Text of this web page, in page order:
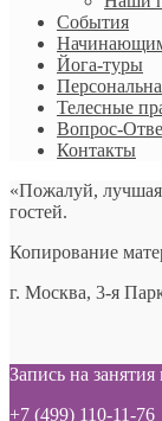
События
Йога-туры
Телесные
Вопрос-
Контакты
«Пожалуй,
гостей.
Копирование
г. Москва, 3-я
Запись на
+7 (499) 110-11-76